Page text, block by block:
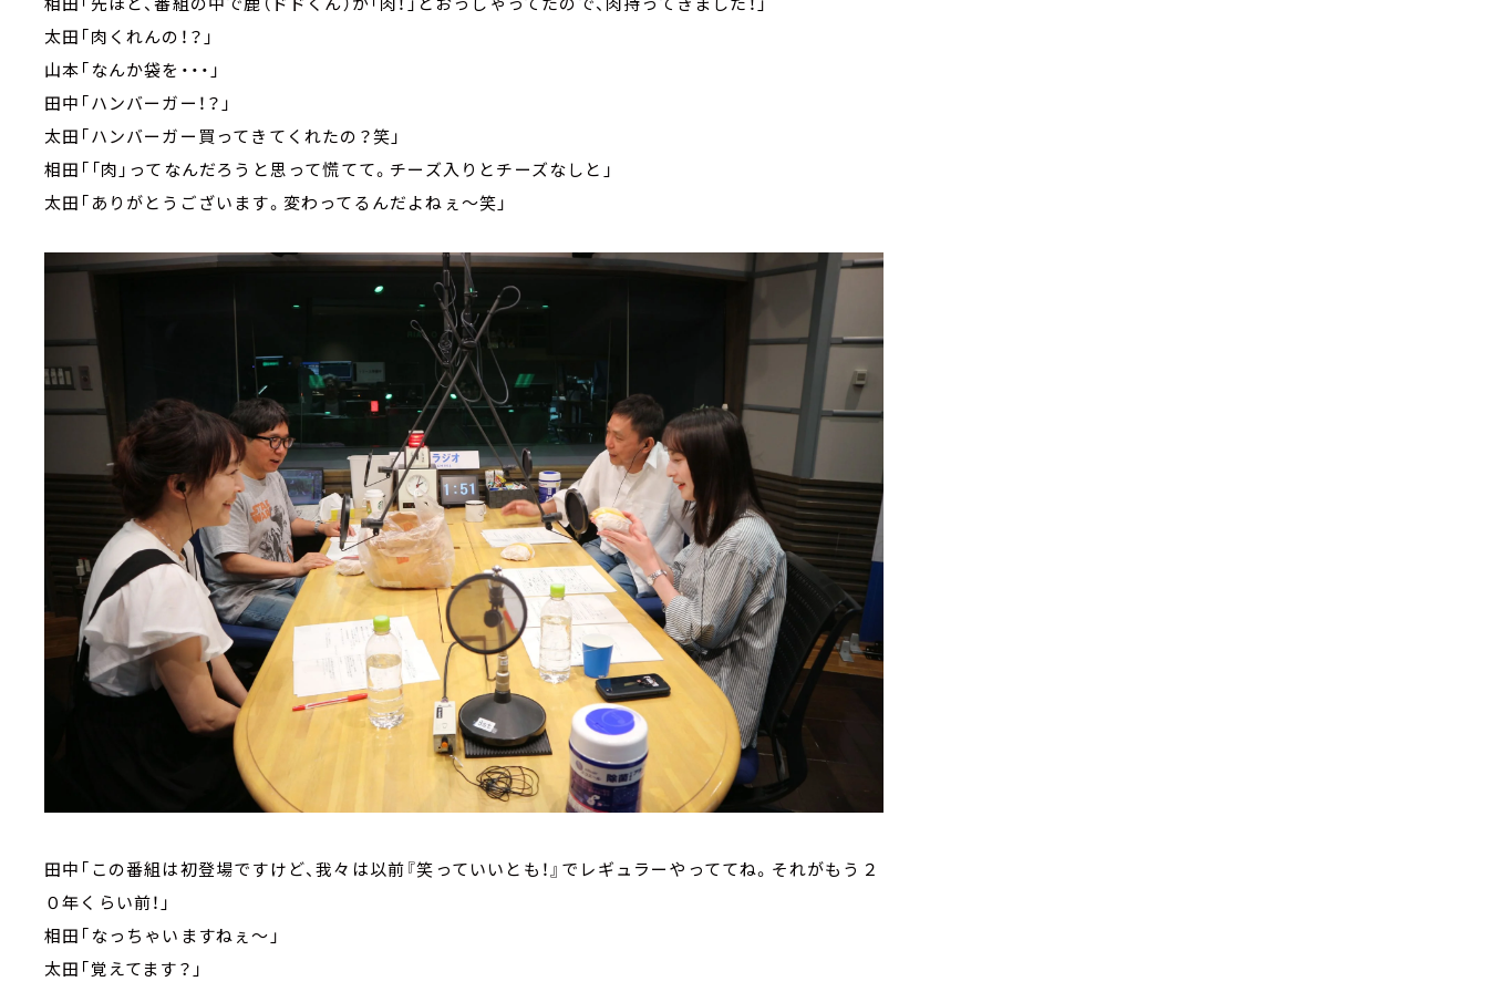
太田「肉くれんの！？」
山本「なんか袋を・・・」
田中「ハンバーガー！？」
太田「ハンバーガー買ってきてくれたの？笑」
相田「「肉」ってなんだろうと思って慌てて。チーズ入りとチーズなしと」
太田「ありがとうございます。変わってるんだよねぇ～笑」
田中「この番組は初登場ですけど、我々は以前『笑っていいとも！』でレギュラーやっててね。それがもう２
０年くらい前！」
相田「なっちゃいますねぇ～」
太田「覚えてます？」